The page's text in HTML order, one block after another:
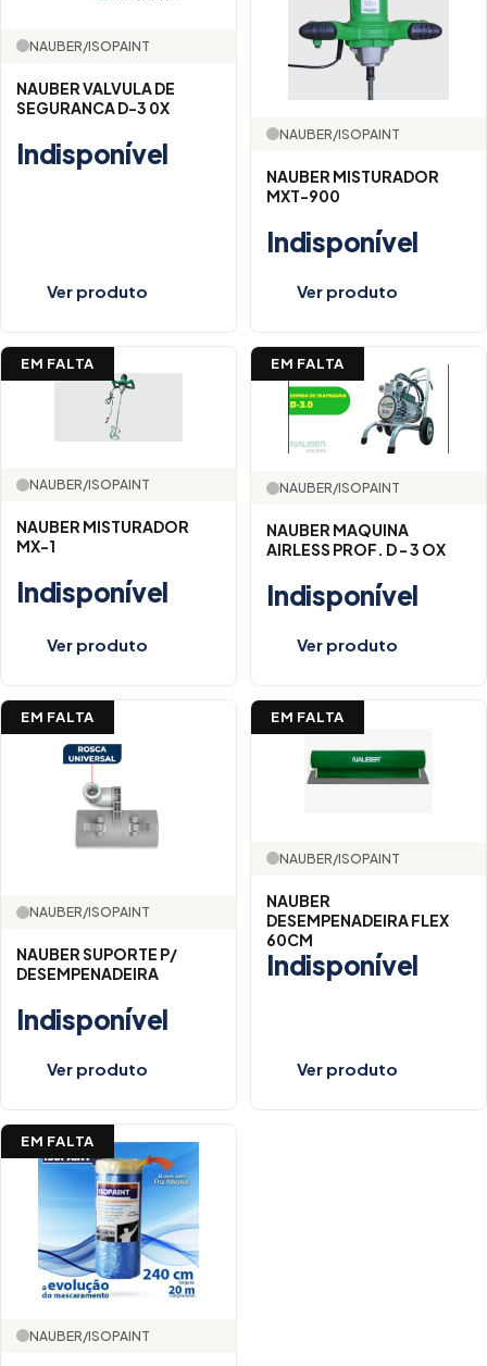
NAUBER/ISOPAINT
NAUBER VALVULA DE
SEGURANCA D-3 0X
Indisponível
Ver produto
NAUBER/ISOPAINT
NAUBER MISTURADOR
MXT-900
Indisponível
Ver produto
EM FALTA
NAUBER/ISOPAINT
NAUBER MISTURADOR
MX-1
Indisponível
Ver produto
EM FALTA
NAUBER/ISOPAINT
NAUBER MAQUINA
AIRLESS PROF. D - 3 OX
Indisponível
Ver produto
EM FALTA
NAUBER/ISOPAINT
NAUBER SUPORTE P/
DESEMPENADEIRA
Indisponível
Ver produto
EM FALTA
NAUBER/ISOPAINT
NAUBER
DESEMPENADEIRA FLEX
60CM
Indisponível
Ver produto
EM FALTA
NAUBER/ISOPAINT